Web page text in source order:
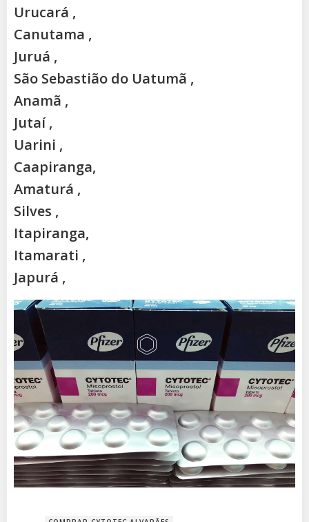
Urucará ,
Canutama ,
Juruá ,
São Sebastião do Uatumã ,
Anamã ,
Jutaí ,
Uarini ,
Caapiranga,
Amaturá ,
Silves ,
Itapiranga,
Itamarati ,
Japurá ,